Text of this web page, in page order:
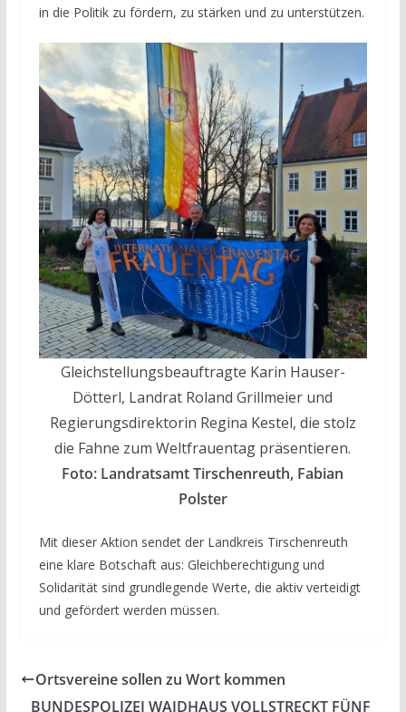
in die Politik zu fördern, zu stärken und zu unterstützen.
Gleichstellungsbeauftragte Karin Hauser-
Dötterl, Landrat Roland Grillmeier und
Regierungsdirektorin Regina Kestel, die stolz
die Fahne zum Weltfrauentag präsentieren.
Foto: Landratsamt Tirschenreuth, Fabian
Polster
Mit dieser Aktion sendet der Landkreis Tirschenreuth
eine klare Botschaft aus: Gleichberechtigung und
Solidarität sind grundlegende Werte, die aktiv verteidigt
und gefördert werden müssen.
Ortsvereine sollen zu Wort kommen
BUNDESPOLIZEI WAIDHAUS VOLLSTRECKT FÜNF